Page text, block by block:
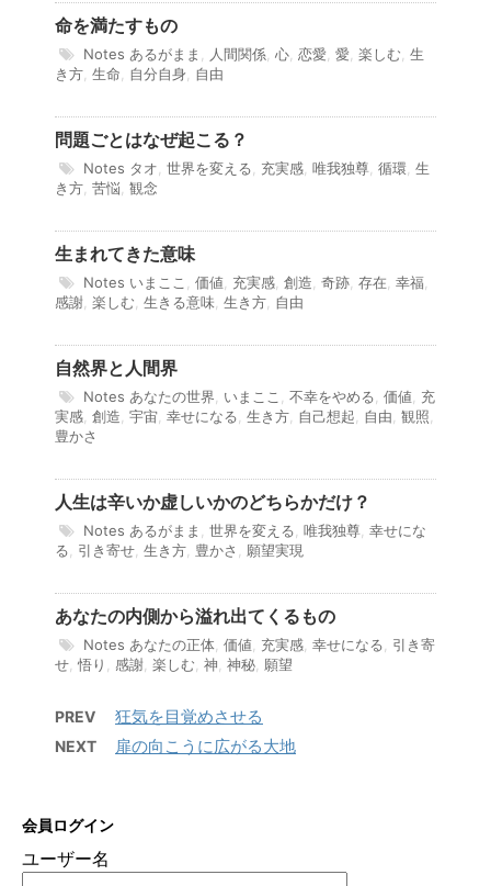
命を満たすもの
Notes あるがまま 人間関係 心 恋愛 愛 楽しむ 生
き方 生命 自分自身 自由
問題ごとはなぜ起こる？
Notes タオ 世界を変える 充実感 唯我独尊 循環 生
き方 苦悩 観念
生まれてきた意味
Notes いまここ 価値 充実感 創造 奇跡 存在 幸福
感謝 楽しむ 生きる意味 生き方 自由
自然界と人間界
Notes あなたの世界 いまここ 不幸をやめる 価値 充
実感 創造 宇宙 幸せになる 生き方 自己想起 自由 観照
豊かさ
人生は辛いか虚しいかのどちらかだけ？
Notes あるがまま 世界を変える 唯我独尊 幸せにな
る
引き寄せ 生き方 豊かさ 願望実現
あなたの内側から溢れ出てくるもの
Notes あなたの正体 価値 充実感 幸せになる
引き寄
せ 悟り 感謝 楽しむ 神 神秘 願望
PREV 狂気を目覚めさせる
NEXT 扉の向こうに広がる大地
会員ログイン
ユーザー名